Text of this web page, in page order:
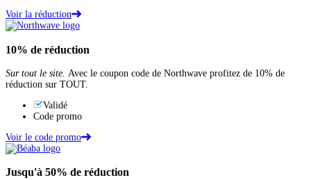
Voir la réduction
10% de réduction
Sur tout le site. Avec le coupon code de Northwave profitez de 10% de
réduction sur TOUT.
Validé
Code promo
Voir le code promo
Jusqu'à 50% de réduction